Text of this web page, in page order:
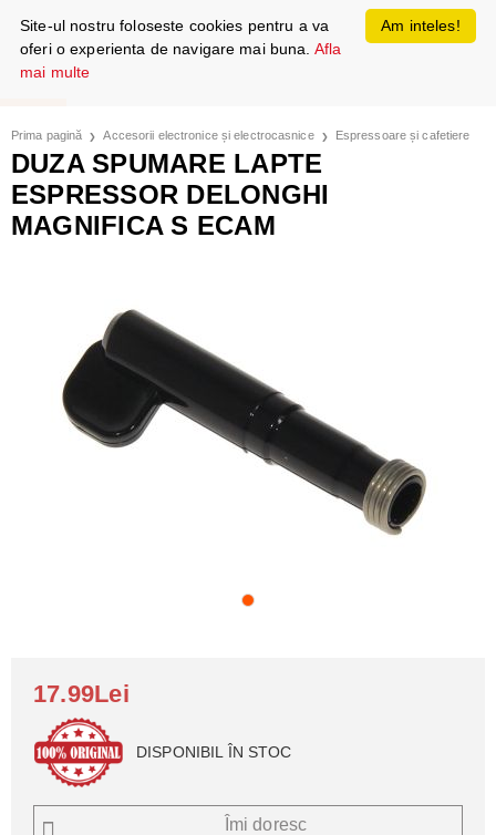
Prima pagină Accesorii electronice și electrocasnice Espressoare și cafetiere
DUZA SPUMARE LAPTE
ESPRESSOR DELONGHI
MAGNIFICA S ECAM
17.99Lei
DISPONIBIL ÎN STOC
Îmi doresc
Am inteles!
Site-ul nostru foloseste cookies pentru a va
oferi o experienta de navigare mai buna. Afla
mai multe